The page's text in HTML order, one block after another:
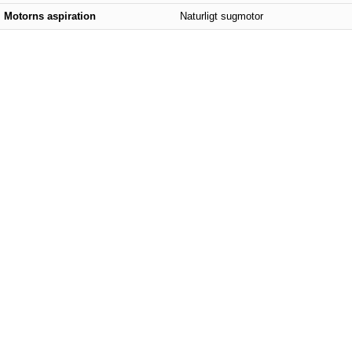
Motorns aspiration Naturligt sugmotor